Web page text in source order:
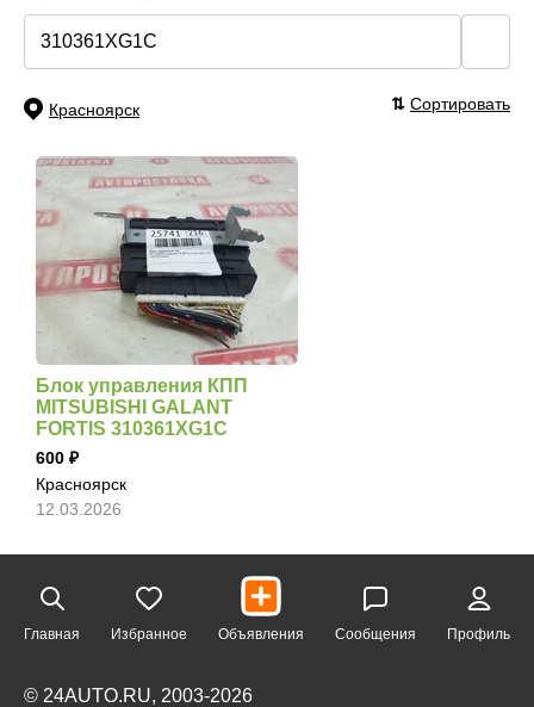
Красноярск ⇅ Сортировать
Блок управления КПП
MITSUBISHI GALANT
FORTIS 310361XG1C
600
Красноярск
12.03.2026
Главная Избранное Объявления Сообщения Профиль
© 24AUTO.RU, 2003-2026